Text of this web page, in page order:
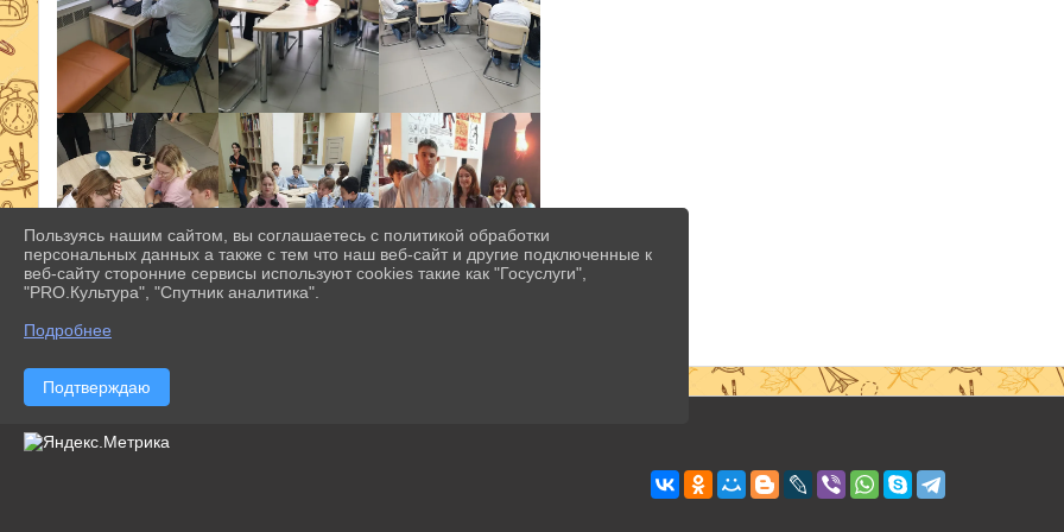
Пользуясь нашим сайтом, вы соглашаетесь с политикой обработки
персональных данных а также с тем что наш веб-сайт и другие подключенные к
веб-сайту сторонние сервисы используют cookies такие как "Госуслуги",
"PRO.Культура", "Спутник аналитика".
Подробнее
Подтверждаю